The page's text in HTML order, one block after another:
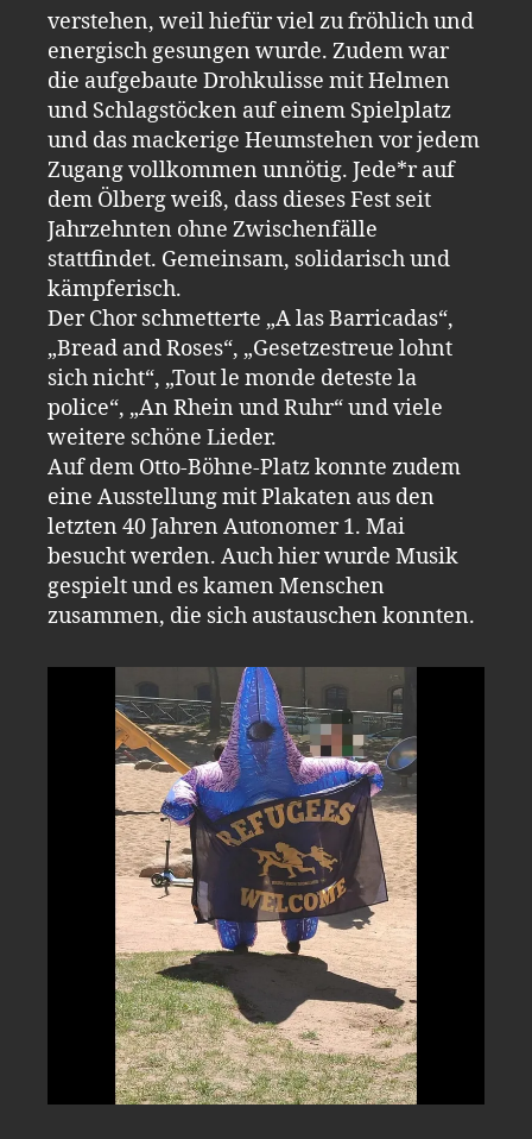
verstehen, weil hiefür viel zu fröhlich und
energisch gesungen wurde. Zudem war
die aufgebaute Drohkulisse mit Helmen
und Schlagstöcken auf einem Spielplatz
und das mackerige Heumstehen vor jedem
Zugang vollkommen unnötig. Jede*r auf
dem Ölberg weiß, dass dieses Fest seit
Jahrzehnten ohne Zwischenfälle
stattfindet. Gemeinsam, solidarisch und
kämpferisch.
Der Chor schmetterte „A las Barricadas“,
„Bread and Roses“, „Gesetzestreue lohnt
sich nicht“, „Tout le monde deteste la
police“, „An Rhein und Ruhr“ und viele
weitere schöne Lieder.
Auf dem Otto-Böhne-Platz konnte zudem
eine Ausstellung mit Plakaten aus den
letzten 40 Jahren Autonomer 1. Mai
besucht werden. Auch hier wurde Musik
gespielt und es kamen Menschen
zusammen, die sich austauschen konnten.